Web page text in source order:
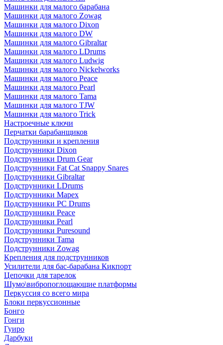
Машинки для малого барабана
Машинки для малого Zowag
Машинки для малого Dixon
Машинки для малого DW
Машинки для малого Gibraltar
Машинки для малого LDrums
Машинки для малого Ludwig
Машинки для малого Nickelworks
Машинки для малого Peace
Машинки для малого Pearl
Машинки для малого Tama
Машинки для малого TJW
Машинки для малого Trick
Настроечные ключи
Перчатки барабанщиков
Подструнники и крепления
Подструнники Dixon
Подструнники Drum Gear
Подструнники Fat Cat Snappy Snares
Подструнники Gibraltar
Подструнники LDrums
Подструнники Mapex
Подструнники PC Drums
Подструнники Peace
Подструнники Pearl
Подструнники Puresound
Подструнники Tama
Подструнники Zowag
Крепления для подструнников
Усилители для бас-барабана Кикпорт
Цепочки для тарелок
Шумо\вибропоглощающие платформы
Перкуссия со всего мира
Блоки перкуссионные
Бонго
Гонги
Гуиро
Дарбуки